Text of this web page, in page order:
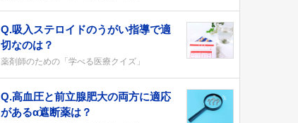
Q.吸入ステロイドのうがい指導で適
切なのは？
薬剤師のための「学べる医療クイズ」
Q.高血圧と前立腺肥大の両方に適応
があるα遮断薬は？